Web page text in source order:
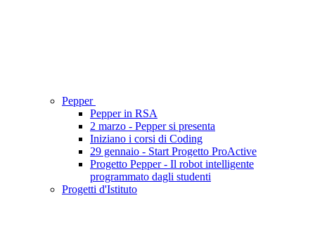
Pepper
Pepper in RSA
2 marzo - Pepper si presenta
Iniziano i corsi di Coding
29 gennaio - Start Progetto ProActive
Progetto Pepper - Il robot intelligente
programmato dagli studenti
Progetti d'Istituto